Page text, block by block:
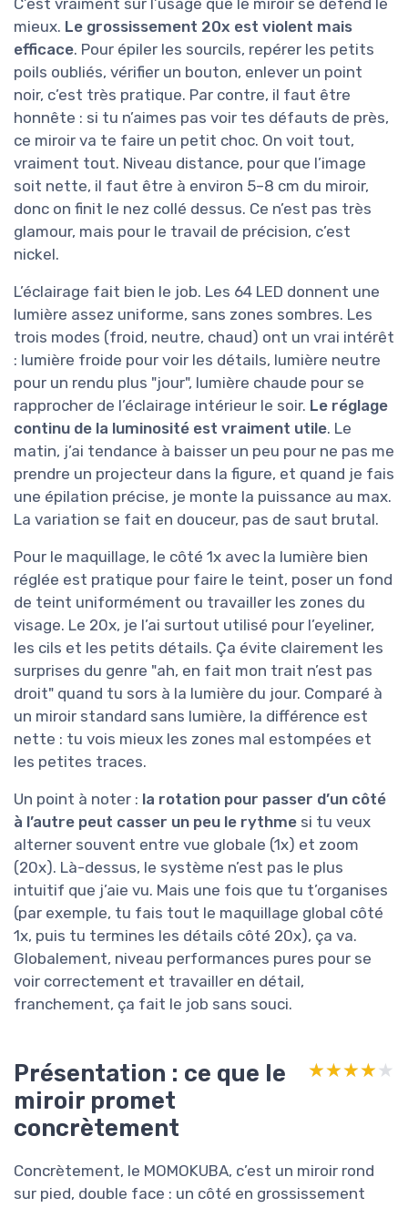
C’est vraiment sur l’usage que le miroir se défend le
mieux. Le grossissement 20x est violent mais
efficace. Pour épiler les sourcils, repérer les petits
poils oubliés, vérifier un bouton, enlever un point
noir, c’est très pratique. Par contre, il faut être
honnête : si tu n’aimes pas voir tes défauts de près,
ce miroir va te faire un petit choc. On voit tout,
vraiment tout. Niveau distance, pour que l’image
soit nette, il faut être à environ 5–8 cm du miroir,
donc on finit le nez collé dessus. Ce n’est pas très
glamour, mais pour le travail de précision, c’est
nickel.
L’éclairage fait bien le job. Les 64 LED donnent une
lumière assez uniforme, sans zones sombres. Les
trois modes (froid, neutre, chaud) ont un vrai intérêt
: lumière froide pour voir les détails, lumière neutre
pour un rendu plus "jour", lumière chaude pour se
rapprocher de l’éclairage intérieur le soir. Le réglage
continu de la luminosité est vraiment utile. Le
matin, j’ai tendance à baisser un peu pour ne pas me
prendre un projecteur dans la figure, et quand je fais
une épilation précise, je monte la puissance au max.
La variation se fait en douceur, pas de saut brutal.
Pour le maquillage, le côté 1x avec la lumière bien
réglée est pratique pour faire le teint, poser un fond
de teint uniformément ou travailler les zones du
visage. Le 20x, je l’ai surtout utilisé pour l’eyeliner,
les cils et les petits détails. Ça évite clairement les
surprises du genre "ah, en fait mon trait n’est pas
droit" quand tu sors à la lumière du jour. Comparé à
un miroir standard sans lumière, la différence est
nette : tu vois mieux les zones mal estompées et
les petites traces.
Un point à noter : la rotation pour passer d’un côté
à l’autre peut casser un peu le rythme si tu veux
alterner souvent entre vue globale (1x) et zoom
(20x). Là-dessus, le système n’est pas le plus
intuitif que j’aie vu. Mais une fois que tu t’organises
(par exemple, tu fais tout le maquillage global côté
1x, puis tu termines les détails côté 20x), ça va.
Globalement, niveau performances pures pour se
voir correctement et travailler en détail,
franchement, ça fait le job sans souci.
Présentation : ce que le
miroir promet
concrètement
★★★★★
★★★★★
Concrètement, le MOMOKUBA, c’est un miroir rond
sur pied, double face : un côté en grossissement